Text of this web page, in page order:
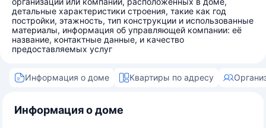
детальные характеристики строения, такие как год
постройки, этажность, тип конструкции и использованные
материалы, информация об управляющей компании: её
название, контактные данные, и качество
предоставляемых услуг
Информация о доме Квартиры по адресу
Информация о доме